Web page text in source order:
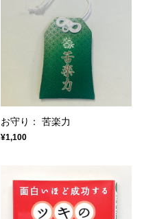
お守り： 苦楽力
¥1,100